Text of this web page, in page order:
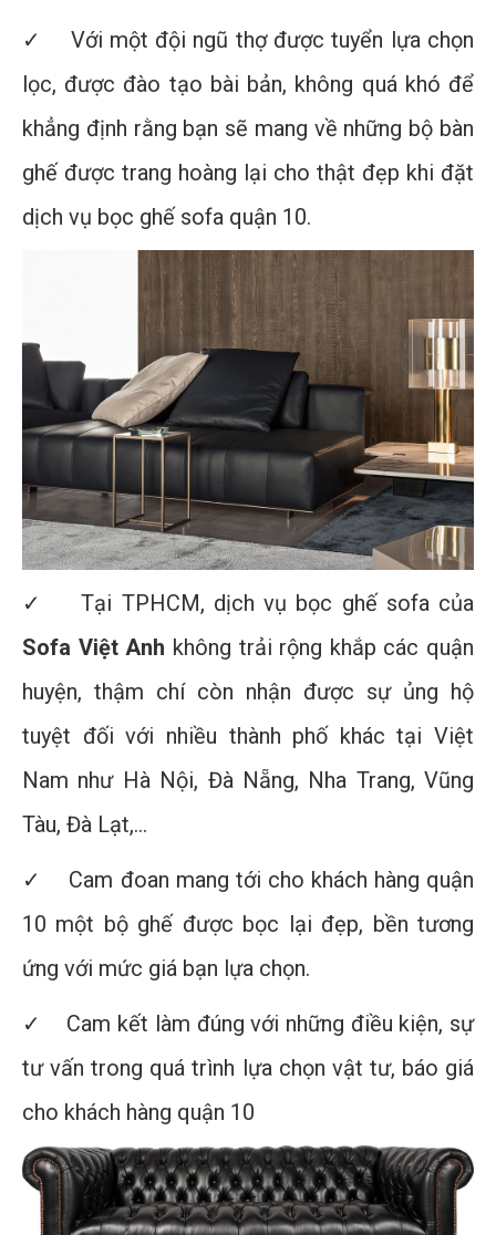
✓ Với một đội ngũ thợ được tuyển lựa chọn
lọc, được đào tạo bài bản, không quá khó để
khẳng định rằng bạn sẽ mang về những bộ bàn
ghế được trang hoàng lại cho thật đẹp khi đặt
dịch vụ bọc ghế sofa quận 10.
✓ Tại TPHCM, dịch vụ bọc ghế sofa của
Sofa Việt Anh không trải rộng khắp các quận
huyện, thậm chí còn nhận được sự ủng hộ
tuyệt đối với nhiều thành phố khác tại Việt
Nam như Hà Nội, Đà Nẵng, Nha Trang, Vũng
Tàu, Đà Lạt,…
✓ Cam đoan mang tới cho khách hàng quận
10 một bộ ghế được bọc lại đẹp, bền tương
ứng với mức giá bạn lựa chọn.
✓ Cam kết làm đúng với những điều kiện, sự
tư vấn trong quá trình lựa chọn vật tư, báo giá
cho khách hàng quận 10